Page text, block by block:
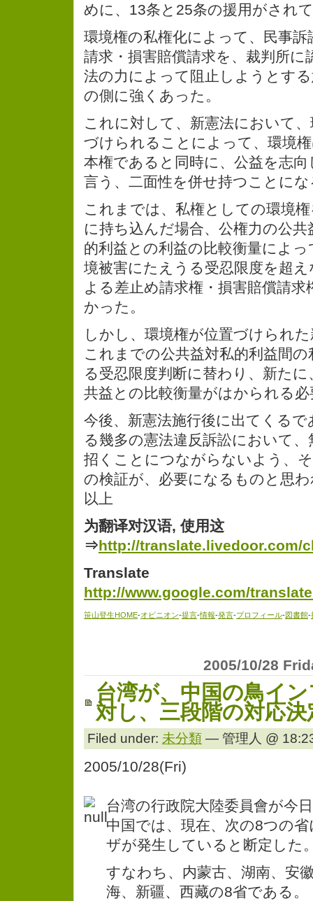
めに、13条と25条の援用がされ
環境権の私権化によって、民事
請求・損害賠償請求を、裁判所に
法の力によって阻止しようとす
の側に強くあった。
これに対して、新憲法において
づけられることによって、環境
本権であると同時に、公益を志
言う、二面性を併せ持つことにな
これまでは、私権としての環境
に持ち込んだ場合、公権力の公
的利益との利益の比較衡量によ
境被害にたえうる受忍限度を超
よる差止め請求権・損害賠償請
かった。
しかし、環境権が位置づけられ
これまでの公共益対私的利益間
る受忍限度判断に替わり、新た
共益との比較衡量がはかられる
今後、新憲法施行後に出てくる
る幾多の憲法違反訴訟において
招くことにつながらないよう、
の検証が、必要になるものと思
以上
为翻译对汉语, 使用这
⇒http://translate.livedoor.com/
Translate
http://www.google.com/
笹山登生HOME-オピニオン-提言-情報-発言-プロフィール-図書館-
2005/10/28
台湾が、中国の鳥イ
対し、三段階の対応決
Filed under: 未分類 — 管理人 @
2005/10/28(Fri)
台湾の行政院大陸委員會が今
中国では、現在、次の8つの
ザが発生していると断定した
すなわち、内蒙古、湖南、安
海、新疆、西藏の8省である。